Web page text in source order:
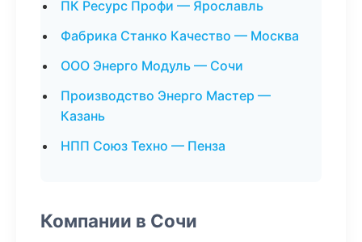
ПК Ресурс Профи — Ярославль
Фабрика Станко Качество — Москва
ООО Энерго Модуль — Сочи
Производство Энерго Мастер —
Казань
НПП Союз Техно — Пенза
Компании в Сочи